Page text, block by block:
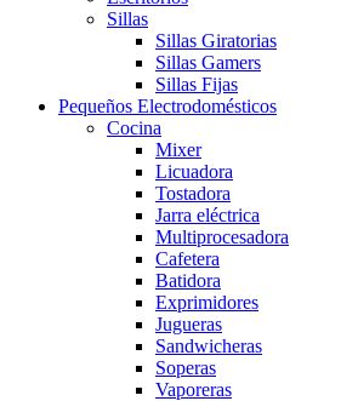
Sillas
Sillas Giratorias
Sillas Gamers
Sillas Fijas
Pequeños Electrodomésticos
Cocina
Mixer
Licuadora
Tostadora
Jarra eléctrica
Multiprocesadora
Cafetera
Batidora
Exprimidores
Jugueras
Sandwicheras
Soperas
Vaporeras